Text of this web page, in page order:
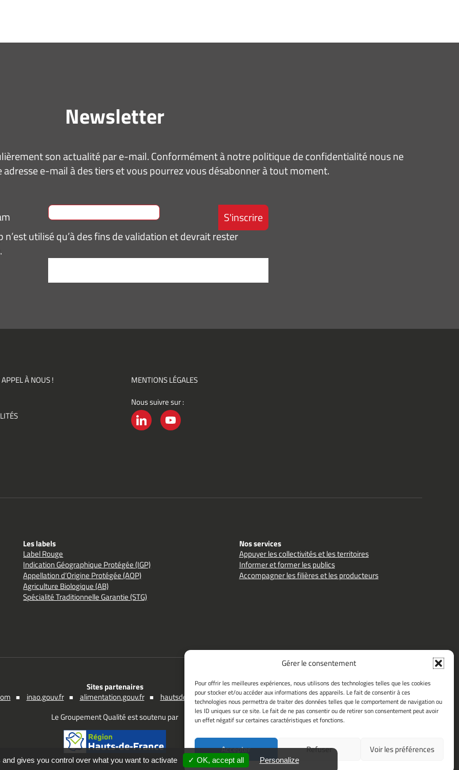
Gérer le consentement
Pour offrir les meilleures expériences, nous utilisons des technologies telles que les cookies
pour stocker et/ou accéder aux informations des appareils. Le fait de consentir à ces
technologies nous permettra de traiter des données telles que le comportement de navigation ou
les ID uniques sur ce site. Le fait de ne pas consentir ou de retirer son consentement peut avoir
un effet négatif sur certaines caractéristiques et fonctions.
Accepter Refuser Voir les préférences
Newsletter
son actualité par e-mail. Conformément à notre politique de confidentialité nous ne
e-mail à des tiers et vous pourrez vous désabonner à tout moment.
n’est utilisé qu’à des fins de validation et devrait rester
des
À NOUS !
MENTIONS LÉGALES
Nous suivre sur :
Les labels
Label Rouge
Indication Géographique Protégée (IGP)
Appellation d’Origine Protégée (AOP)
Agriculture Biologique (AB)
Spécialité Traditionnelle Garantie (STG)
Nos services
Appuyer les collectivités et les territoires
Informer et former les publics
Accompagner les filières et les producteurs
Sites partenaires
inao.gouv.fr alimentation.gouv.fr hautsdefrance.fr
ouacheterlocal.fr
Le Groupement Qualité est soutenu par
gives you control over what you want to activate ✓ OK, accept all Personalize